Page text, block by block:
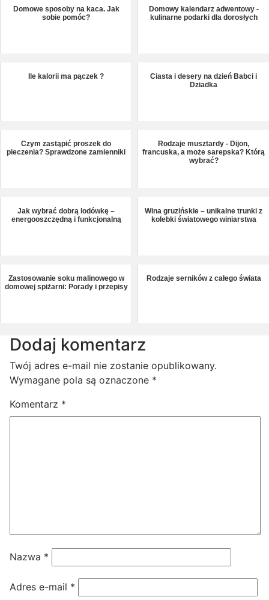
Domowe sposoby na kaca. Jak
sobie pomóc?
Domowy kalendarz adwentowy -
kulinarne podarki dla dorosłych
Ile kalorii ma pączek ?
Ciasta i desery na dzień Babci i
Dziadka
Czym zastąpić proszek do
pieczenia? Sprawdzone zamienniki
Rodzaje musztardy - Dijon,
francuska, a może sarepska? Którą
wybrać?
Jak wybrać dobrą lodówkę –
energooszczędną i funkcjonalną
Wina gruzińskie – unikalne trunki z
kolebki światowego winiarstwa
Zastosowanie soku malinowego w
domowej spiżarni: Porady i przepisy
Rodzaje serników z całego świata
Dodaj komentarz
Twój adres e-mail nie zostanie opublikowany.
Wymagane pola są oznaczone *
Komentarz *
Nazwa *
Adres e-mail *